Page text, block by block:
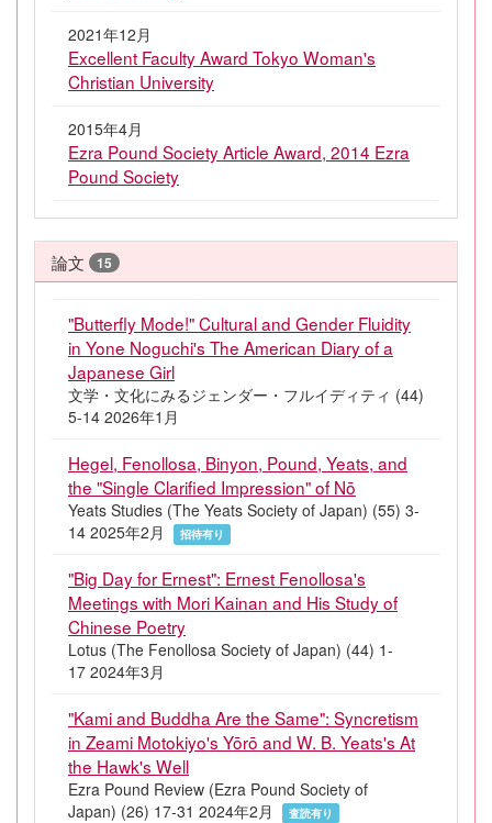
2021年12月
Excellent Faculty Award Tokyo Woman's
Christian University
2015年4月
Ezra Pound Society Article Award, 2014 Ezra
Pound Society
論文 15
"Butterfly Mode!" Cultural and Gender Fluidity
in Yone Noguchi's The American Diary of a
Japanese Girl
文学・文化にみるジェンダー・フルイディティ (44)
5-14 2026年1月
Hegel, Fenollosa, Binyon, Pound, Yeats, and
the "Single Clarified Impression" of Nō
Yeats Studies (The Yeats Society of Japan) (55) 3-
14 2025年2月
招待有り
"Big Day for Ernest": Ernest Fenollosa's
Meetings with Mori Kainan and His Study of
Chinese Poetry
Lotus (The Fenollosa Society of Japan) (44) 1-
17 2024年3月
"Kami and Buddha Are the Same": Syncretism
in Zeami Motokiyo's Yōrō and W. B. Yeats's At
the Hawk's Well
Ezra Pound Review (Ezra Pound Society of
Japan) (26) 17-31 2024年2月
査読有り